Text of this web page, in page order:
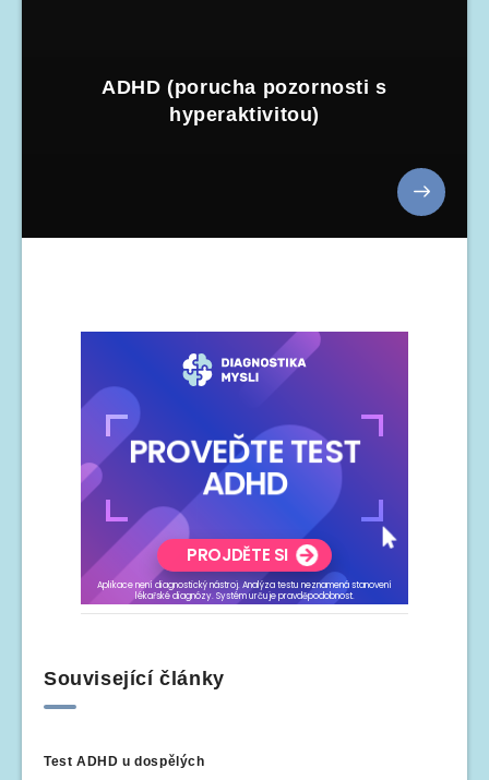
ADHD (porucha pozornosti s
hyperaktivitou)
Související články
Test ADHD u dospělých